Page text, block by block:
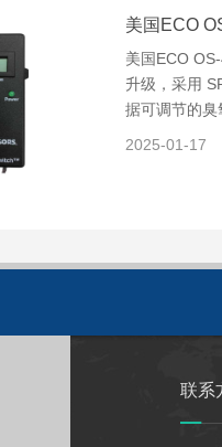
美国ECO
美国ECO
升级，采用
据可调节的
2025-01-17
联系